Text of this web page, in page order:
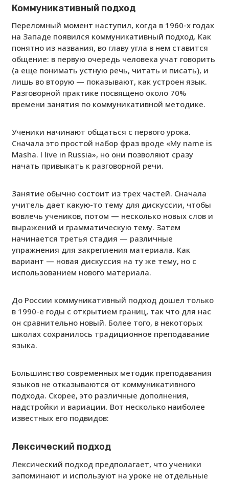
Коммуникативный подход
Переломный момент наступил, когда в 1960-х годах
на Западе появился коммуникативный подход. Как
понятно из названия, во главу угла в нем ставится
общение: в первую очередь человека учат говорить
(а еще понимать устную речь, читать и писать), и
лишь во вторую — показывают, как устроен язык.
Разговорной практике посвящено около 70%
времени занятия по коммуникативной методике.
Ученики начинают общаться с первого урока.
Сначала это простой набор фраз вроде «My name is
Masha. I live in Russia», но они позволяют сразу
начать привыкать к разговорной речи.
Занятие обычно состоит из трех частей. Сначала
учитель дает какую-то тему для дискуссии, чтобы
вовлечь учеников, потом — несколько новых слов и
выражений и грамматическую тему. Затем
начинается третья стадия — различные
упражнения для закрепления материала. Как
вариант — новая дискуссия на ту же тему, но с
использованием нового материала.
До России коммуникативный подход дошел только
в 1990-е годы с открытием границ, так что для нас
он сравнительно новый. Более того, в некоторых
школах сохранилось традиционное преподавание
языка.
Большинство современных методик преподавания
языков не отказываются от коммуникативного
подхода. Скорее, это различные дополнения,
надстройки и вариации. Вот несколько наиболее
известных его подвидов:
Лексический подход
Лексический подход предполагает, что ученики
запоминают и используют на уроке не отдельные